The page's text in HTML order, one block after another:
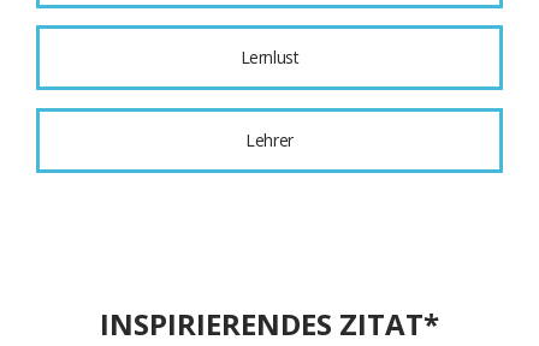
Lernlust
Lehrer
INSPIRIERENDES ZITAT*